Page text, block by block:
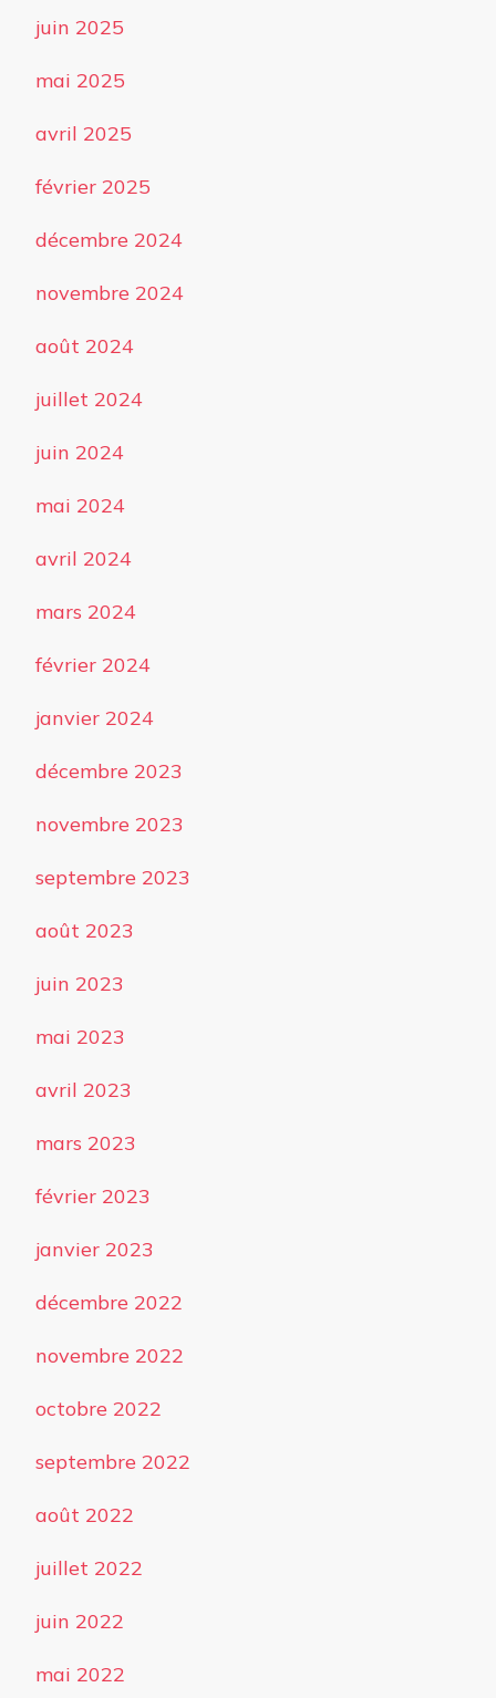
juin 2025
mai 2025
avril 2025
février 2025
décembre 2024
novembre 2024
août 2024
juillet 2024
juin 2024
mai 2024
avril 2024
mars 2024
février 2024
janvier 2024
décembre 2023
novembre 2023
septembre 2023
août 2023
juin 2023
mai 2023
avril 2023
mars 2023
février 2023
janvier 2023
décembre 2022
novembre 2022
octobre 2022
septembre 2022
août 2022
juillet 2022
juin 2022
mai 2022